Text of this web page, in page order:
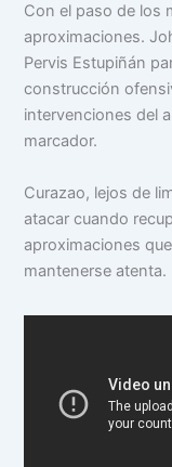
Con el paso de los
aproximaciones.
Pervis Estupiñán
construcción
intervenciones del
marcador.
Curazao, lejos de
atacar cuando
aproximaciones
mantenerse atenta.